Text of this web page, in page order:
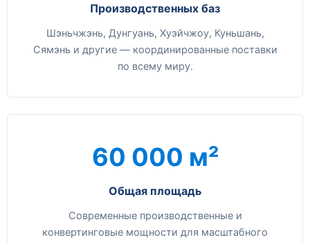
Производственных баз
Шэньчжэнь, Дунгуань, Хуэйчжоу, Куньшань,
Сямэнь и другие — координированные поставки
по всему миру.
60 000 м²
Общая площадь
Современные производственные и
конвертинговые мощности для масштабного